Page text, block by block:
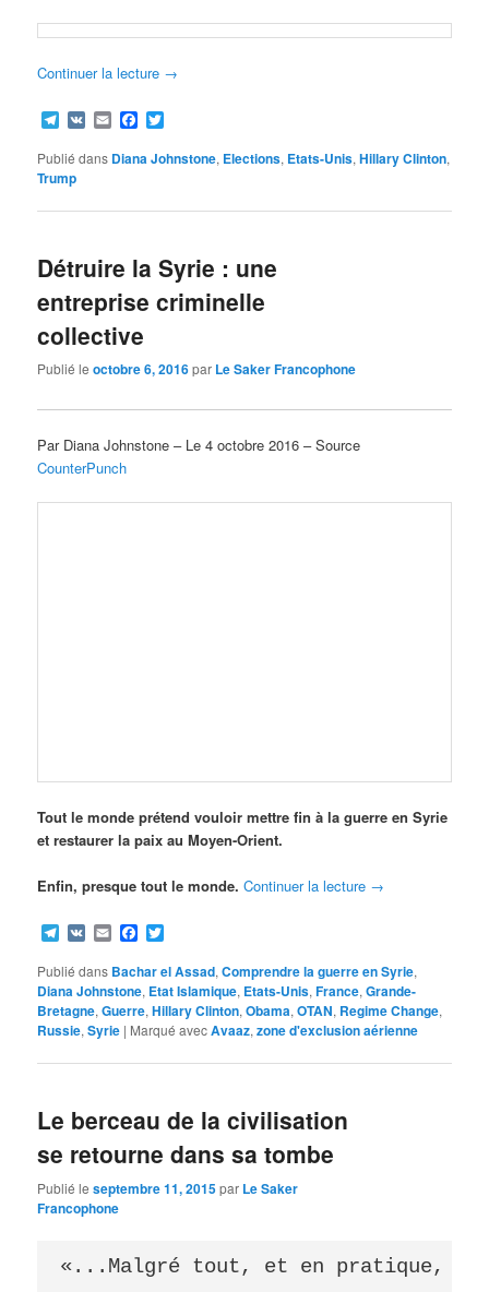
Continuer la lecture →
Telegram
VK EmailFacebook
Publié dans Diana Johnstone, Elections, Etats-Unis,Hillary Clinton,
Trump
Détruire la Syrie : une
entreprise criminelle
collective
Publié leoctobre 6, 2016par Le Saker Francophone
Par Diana Johnstone – Le 4 octobre 2016 – Source
CounterPunch
Tout le monde prétend vouloir mettre fin à la guerre en Syrie
et restaurer la paix au Moyen-Orient.
Enfin, presque tout le monde. Continuer la lecture →
Telegram
VK EmailFacebook
Publié dans Bachar el Assad,Comprendre la guerre en Syrie,
Diana Johnstone, Etat Islamique, Etats-Unis,France,Grande-
Bretagne,Guerre,Hillary Clinton,Obama,OTAN, Regime Change,
Russie,Syrie | Marqué avecAvaaz,zone d'exclusion aérienne
Le berceau de la civilisation
se retourne dans sa tombe
Publié leseptembre 11, 2015par Le Saker
Francophone
«...Malgré tout, et en pratique,